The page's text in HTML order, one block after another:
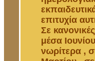
επιτυχία
Σε
μέσα
νωρίτερα ,